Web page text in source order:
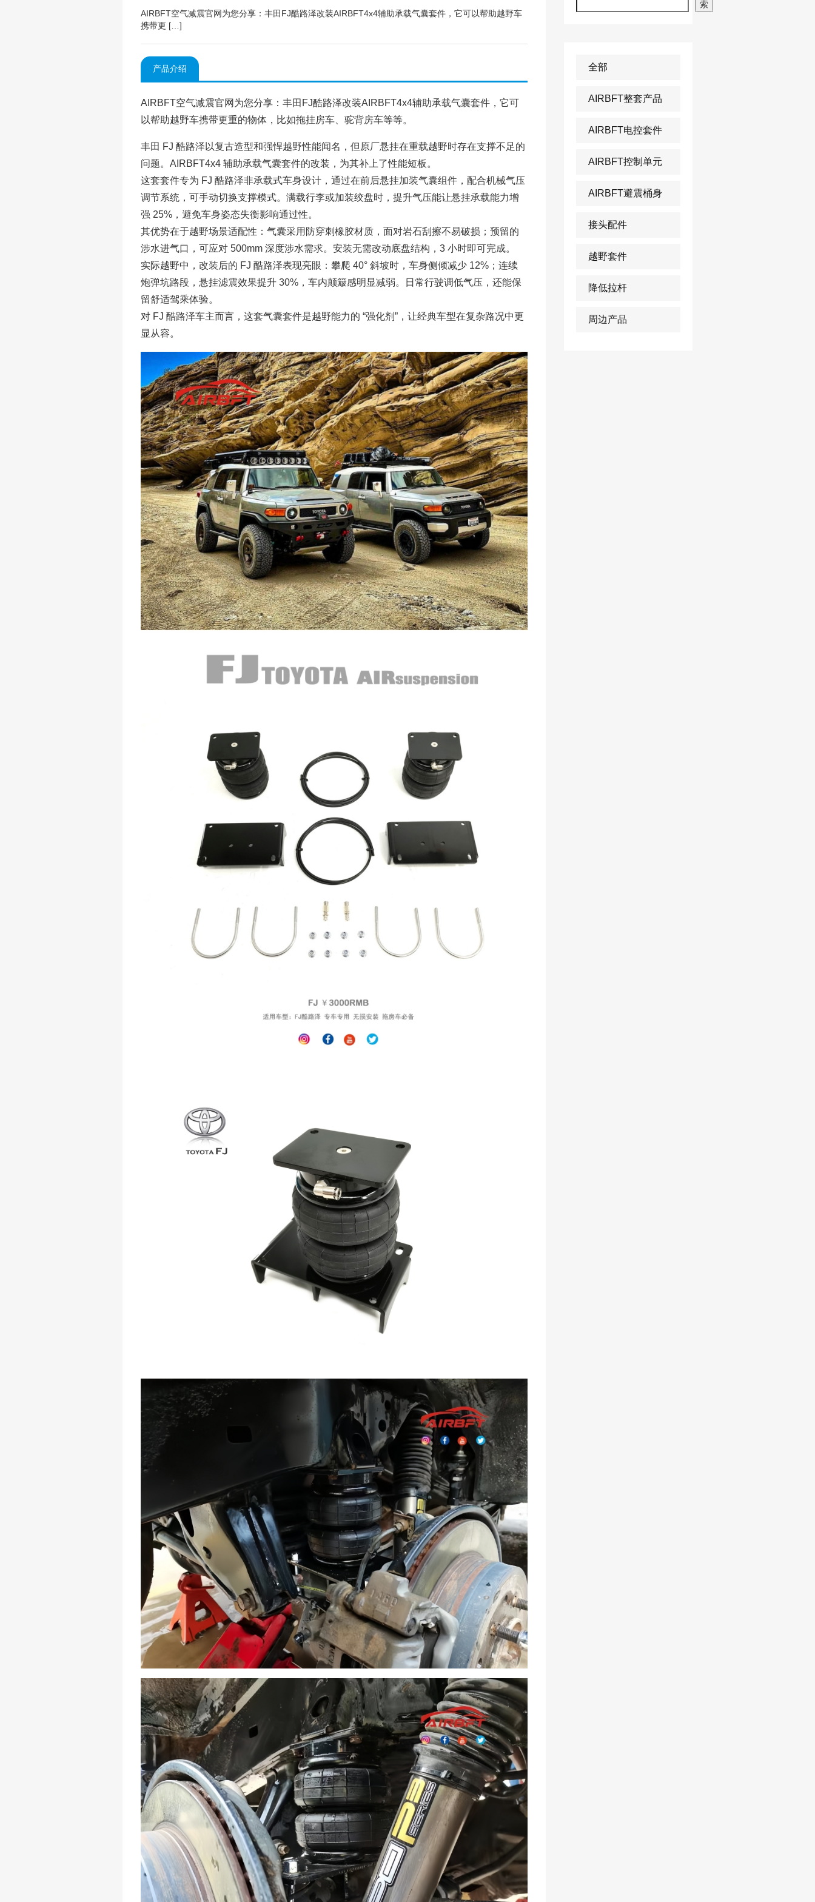
AIRBFT空气减震官网为您分享：丰田FJ酷路泽改装AIRBFT4x4辅助承载气囊套件，它可以帮助越野车
携带更 […]
产品介绍
AIRBFT空气减震官网为您分享：丰田FJ酷路泽改装AIRBFT4x4辅助承载气囊套件，它可
以帮助越野车携带更重的物体，比如拖挂房车、驼背房车等等。
丰田 FJ 酷路泽以复古造型和强悍越野性能闻名，但原厂悬挂在重载越野时存在支撑不足的
问题。AIRBFT4x4 辅助承载气囊套件的改装，为其补上了性能短板。
这套套件专为 FJ 酷路泽非承载式车身设计，通过在前后悬挂加装气囊组件，配合机械气压
调节系统，可手动切换支撑模式。满载行李或加装绞盘时，提升气压能让悬挂承载能力增
强 25%，避免车身姿态失衡影响通过性。
其优势在于越野场景适配性：气囊采用防穿刺橡胶材质，面对岩石刮擦不易破损；预留的
涉水进气口，可应对 500mm 深度涉水需求。安装无需改动底盘结构，3 小时即可完成。
实际越野中，改装后的 FJ 酷路泽表现亮眼：攀爬 40° 斜坡时，车身侧倾减少 12%；连续
炮弹坑路段，悬挂滤震效果提升 30%，车内颠簸感明显减弱。日常行驶调低气压，还能保
留舒适驾乘体验。
对 FJ 酷路泽车主而言，这套气囊套件是越野能力的 “强化剂”，让经典车型在复杂路况中更
显从容。
索
全部
AIRBFT整套产品
AIRBFT电控套件
AIRBFT控制单元
AIRBFT避震桶身
接头配件
越野套件
降低拉杆
周边产品